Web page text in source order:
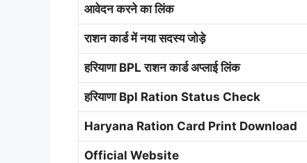
आवेदन करने का लिंक
राशन कार्ड में नया सदस्य जोड़े
हरियाणा BPL राशन कार्ड अप्लाई लिंक
हरियाणा Bpl Ration Status Check
Haryana Ration Card Print Download
Official Website